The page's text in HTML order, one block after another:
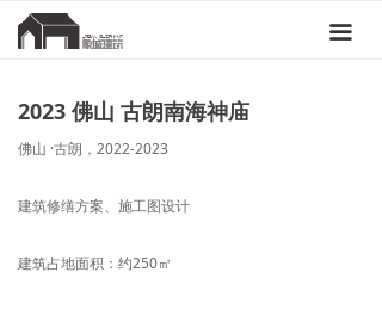
끀
2023 佛山 古朗南海神庙
佛山 ·古朗，2022-2023
建筑修缮方案、施工图设计
建筑占地面积：约250㎡